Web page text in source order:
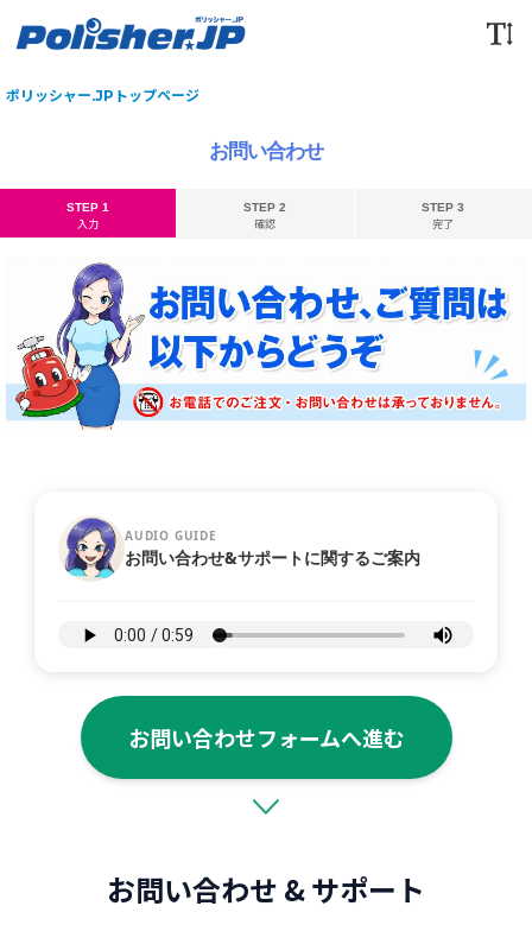
ポリッシャー.JPトップページ
お問い合わせ
STEP 1
入力
STEP 2
確認
STEP 3
完了
AUDIO GUIDE
お問い合わせ&サポートに関するご案内
お問い合わせフォームへ進む
お問い合わせ & サポート